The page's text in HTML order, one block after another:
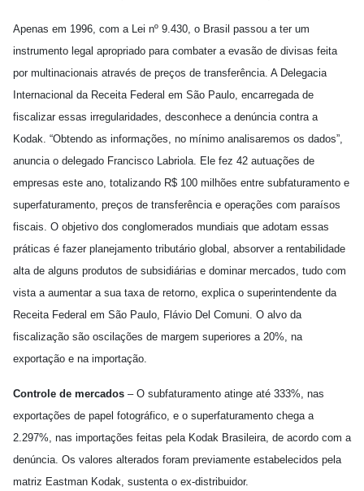
Apenas em 1996, com a Lei nº 9.430, o Brasil passou a ter um
instrumento legal apropriado para combater a evasão de divisas feita
por multinacionais através de preços de transferência. A Delegacia
Internacional da Receita Federal em São Paulo, encarregada de
fiscalizar essas irregularidades, desconhece a denúncia contra a
Kodak. “Obtendo as informações, no mínimo analisaremos os dados”,
anuncia o delegado Francisco Labriola. Ele fez 42 autuações de
empresas este ano, totalizando R$ 100 milhões entre subfaturamento e
superfaturamento, preços de transferência e operações com paraísos
fiscais. O objetivo dos conglomerados mundiais que adotam essas
práticas é fazer planejamento tributário global, absorver a rentabilidade
alta de alguns produtos de subsidiárias e dominar mercados, tudo com
vista a aumentar a sua taxa de retorno, explica o superintendente da
Receita Federal em São Paulo, Flávio Del Comuni. O alvo da
fiscalização são oscilações de margem superiores a 20%, na
exportação e na importação.
Controle de mercados – O subfaturamento atinge até 333%, nas
exportações de papel fotográfico, e o superfaturamento chega a
2.297%, nas importações feitas pela Kodak Brasileira, de acordo com a
denúncia. Os valores alterados foram previamente estabelecidos pela
matriz Eastman Kodak, sustenta o ex-distribuidor.